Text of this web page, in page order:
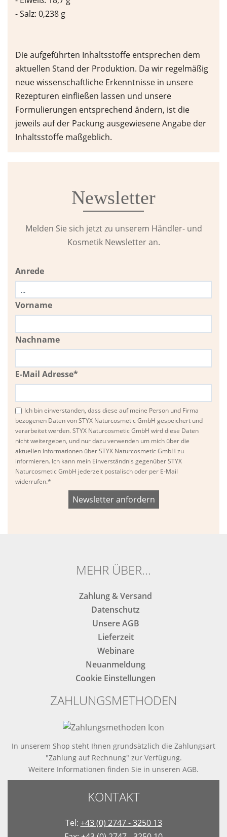
- Salz: 0,238 g
Die aufgeführten Inhaltsstoffe entsprechen dem
aktuellen Stand der Produktion. Da wir regelmäßig
neue wissenschaftliche Erkenntnisse in unsere
Rezepturen einfließen lassen und unsere
Formulierungen entsprechend ändern, ist die
jeweils auf der Packung ausgewiesene Angabe der
Inhaltsstoffe maßgeblich.
Newsletter
Melden Sie sich jetzt zu unserem Händler- und
Kosmetik Newsletter an.
Anrede
Vorname
Nachname
E-Mail Adresse*
Ich bin einverstanden, dass diese auf meine Person und Firma
bezogenen Daten von STYX Naturcosmetic GmbH gespeichert und
verarbeitet werden. STYX Naturcosmetic GmbH wird diese Daten
nicht weitergeben, und nur dazu verwenden um mich über die
aktuellen Informationen über STYX Naturcosmetic GmbH zu
informieren. Ich kann mein Einverständnis gegenüber STYX
Naturcosmetic GmbH jederzeit postalisch oder per E-Mail
widerrufen.*
MEHR ÜBER...
Zahlung & Versand
Datenschutz
Unsere AGB
Lieferzeit
Webinare
Neuanmeldung
Cookie Einstellungen
ZAHLUNGSMETHODEN
In unserem Shop steht Ihnen grundsätzlich die Zahlungsart
"Zahlung auf Rechnung" zur Verfügung.
Weitere Informationen finden Sie in unseren AGB.
KONTAKT
Tel: +43 (0) 2747 - 3250 13